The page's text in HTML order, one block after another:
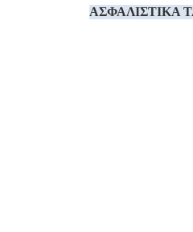
ΑΣΦΑΛΙΣΤΙΚΑ